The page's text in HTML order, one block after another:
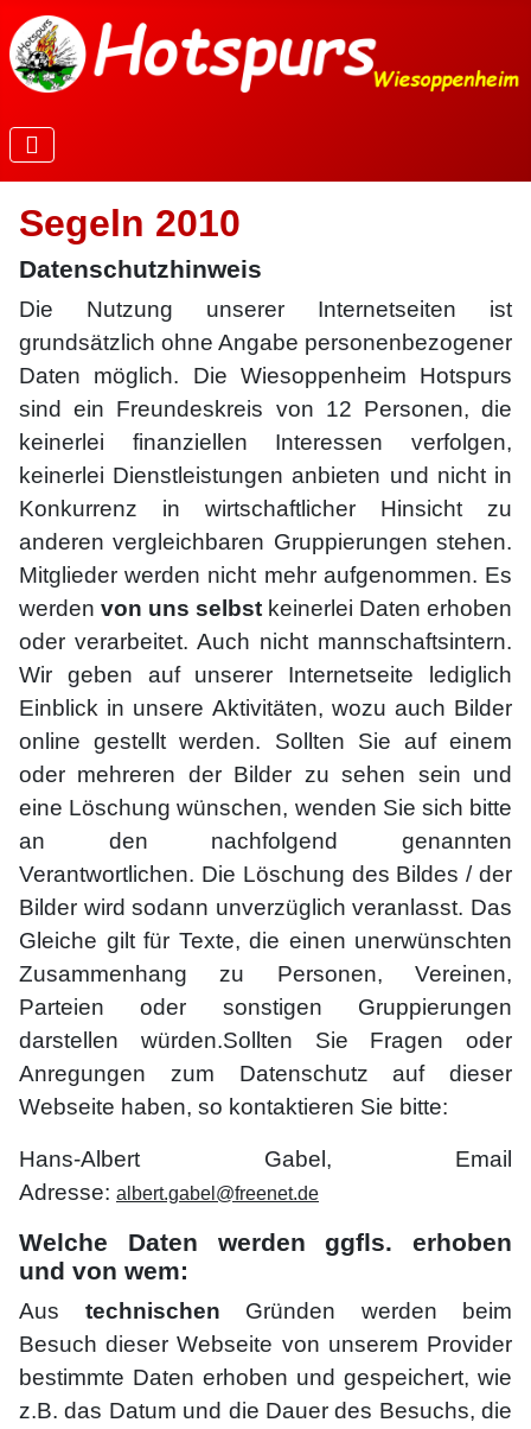
Segeln 2010
Datenschutzhinweis
Die Nutzung unserer Internetseiten ist
grundsätzlich ohne Angabe personenbezogener
Daten möglich. Die Wiesoppenheim Hotspurs
sind ein Freundeskreis von 12 Personen, die
keinerlei finanziellen Interessen verfolgen,
keinerlei Dienstleistungen anbieten und nicht in
Konkurrenz in wirtschaftlicher Hinsicht zu
anderen vergleichbaren Gruppierungen stehen.
Mitglieder werden nicht mehr aufgenommen. Es
werden von uns selbst keinerlei Daten erhoben
oder verarbeitet. Auch nicht mannschaftsintern.
Wir geben auf unserer Internetseite lediglich
Einblick in unsere Aktivitäten, wozu auch Bilder
online gestellt werden. Sollten Sie auf einem
oder mehreren der Bilder zu sehen sein und
eine Löschung wünschen, wenden Sie sich bitte
an den nachfolgend genannten
Verantwortlichen. Die Löschung des Bildes / der
Bilder wird sodann unverzüglich veranlasst. Das
Gleiche gilt für Texte, die einen unerwünschten
Zusammenhang zu Personen, Vereinen,
Parteien oder sonstigen Gruppierungen
darstellen würden.Sollten Sie Fragen oder
Anregungen zum Datenschutz auf dieser
Webseite haben, so kontaktieren Sie bitte:
Hans-Albert Gabel, Email
Adresse: albert.gabel@freenet.de
Welche Daten werden ggfls. erhoben
und von wem:
Aus technischen Gründen werden beim
Besuch dieser Webseite von unserem Provider
bestimmte Daten erhoben und gespeichert, wie
z.B. das Datum und die Dauer des Besuchs, die